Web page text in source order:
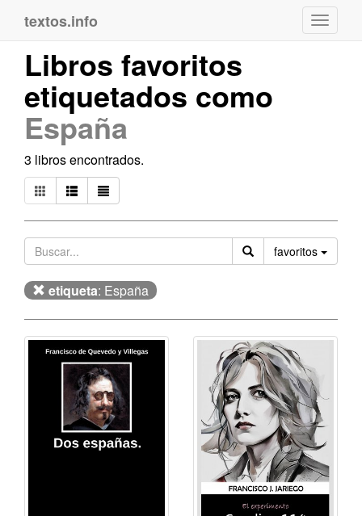
textos.info
Libros favoritos
etiquetados como
España
3 libros encontrados.
favoritos
etiqueta: España